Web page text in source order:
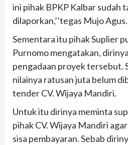
ini pihak BPKP Kalbar sudah
dilaporkan,’’tegas Mujo Agus.
Sementara itu pihak Suplier
Purnomo mengatakan,
pengadaan proyek tersebut.
nilainya ratusan juta belum
tender CV. Wijaya Mandiri.
Untuk itu dirinya meminta
pihak CV. Wijaya Mandiri
sisa pembayaran. Sebab